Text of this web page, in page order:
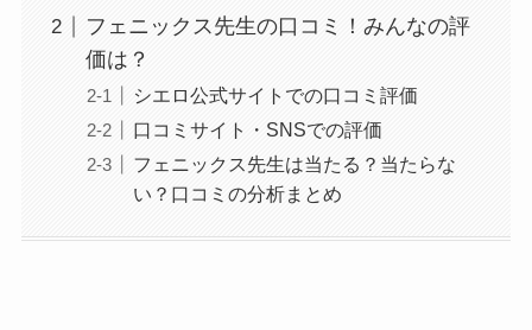
フェニックス先生の口コミ！みんなの評
価は？
シエロ公式サイトでの口コミ評価
口コミサイト・SNSでの評価
フェニックス先生は当たる？当たらな
い？口コミの分析まとめ